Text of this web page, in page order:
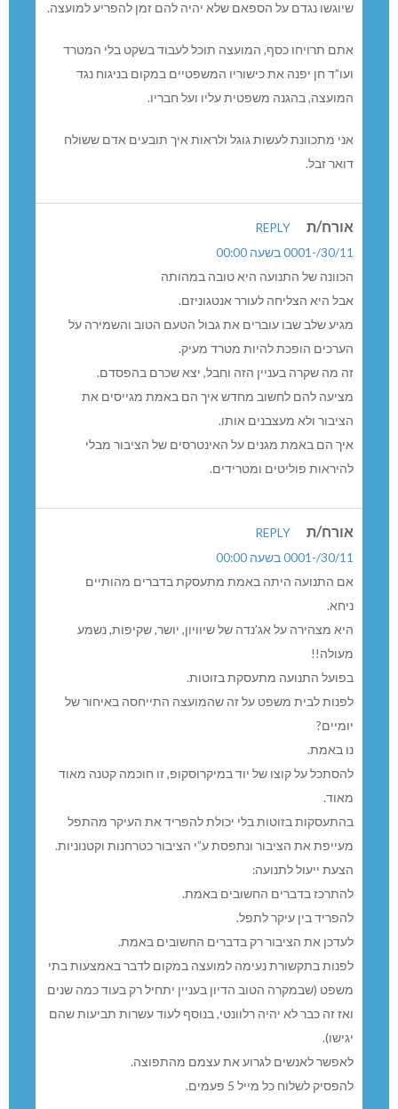
שיוגשו נגדם על הספאם שלא יהיה להם זמן להפריע למועצה.
אתם תרויחו כסף, המועצה תוכל לעבוד בשקט בלי המטרד
ועו”ד חן יפנה את כישוריו המשפטיים במקום בניגוח נגד
המועצה, בהגנה משפטית עליו ועל חבריו.
אני מתכוונת לעשות גוגל ולראות איך תובעים אדם ששולח
דואר זבל.
אורח/ת
REPLY
30/11/-0001 בשעה 00:00
הכוונה של התנועה היא טובה במהותה
אבל היא הצליחה לעורר אנטגוניזם.
מגיע שלב שבו עוברים את גבול הטעם הטוב והשמירה על
הערכים הופכת להיות מטרד מעיק.
זה מה שקרה בעניין הזה וחבל, יצא שכרם בהפסדם.
מציעה להם לחשוב מחדש איך הם באמת מגייסים את
הציבור ולא מעצבנים אותו.
איך הם באמת מגנים על האינטרסים של הציבור מבלי
להיראות פוליטים ומטרידים.
אורח/ת
REPLY
30/11/-0001 בשעה 00:00
אם התנועה היתה באמת מתעסקת בדברים מהותיים
ניחא.
היא מצהירה על אג’נדה של שיוויון, יושר, שקיפות, נשמע
מעולה!!
בפועל התנועה מתעסקת בזוטות.
לפנות לבית משפט על זה שהמועצה התייחסה באיחור של
יומיים?
נו באמת.
להסתכל על קוצו של יוד במיקרוסקופ, זו חוכמה קטנה מאוד
מאוד.
בהתעסקות בזוטות בלי יכולת להפריד את העיקר מהתפל
מעייפת את הציבור ונתפסת ע”י הציבור כטרחנות וקטנוניות.
הצעת ייעול לתנועה:
להתרכז בדברים החשובים באמת.
להפריד בין עיקר לתפל.
לעדכן את הציבור רק בדברים החשובים באמת.
לפנות בתקשורת נעימה למועצה במקום לדבר באמצעות בתי
משפט (שבמקרה הטוב הדיון בעניין יתחיל רק בעוד כמה שנים
ואז זה כבר לא יהיה רלוונטי, בנוסף לעוד עשרות תביעות שהם
יגישו).
לאפשר לאנשים לגרוע את עצמם מהתפוצה.
להפסיק לשלוח כל מייל 5 פעמים.